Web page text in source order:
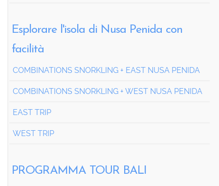
Esplorare l'isola di Nusa Penida con
facilità
COMBINATIONS SNORKLING + EAST NUSA PENIDA
COMBINATIONS SNORKLING + WEST NUSA PENIDA
EAST TRIP
WEST TRIP
PROGRAMMA TOUR BALI